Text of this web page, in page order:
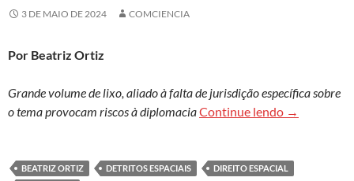
3 DE MAIO DE 2024 COMCIENCIA
Por Beatriz Ortiz
Grande volume de lixo, aliado à falta de jurisdição específica sobre
o tema provocam riscos à diplomaciaContinue lendo Detritos
→
BEATRIZ ORTIZ DETRITOS ESPACIAIS DIREITO ESPACIAL